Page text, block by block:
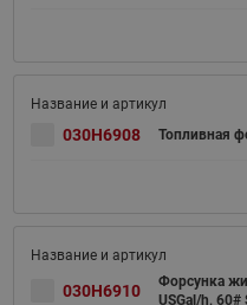
030H6908 Топливная
030H6910
Форсунка
USGal/h, 60#